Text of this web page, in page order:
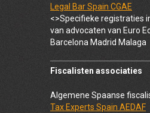
Legal Bar Spain CGAE
<>Specifieke registraties
van advocaten van Euro
Barcelona Madrid Malaga
Fiscalisten associaties
Algemene Spaanse
Tax Experts Spain AEDAF